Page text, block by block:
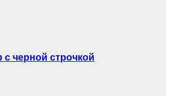
черной строчкой